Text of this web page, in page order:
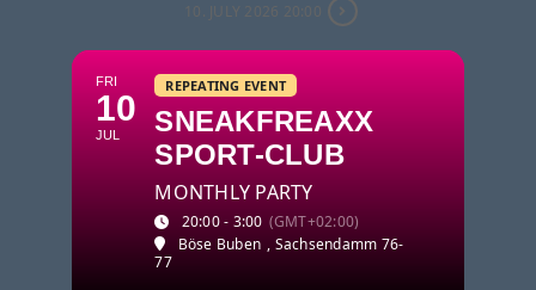
10. JULY 2026 20:00
FRI
10
JUL
REPEATING EVENT
SNEAKFREAXX
SPORT-CLUB
MONTHLY PARTY
20:00 - 3:00 (GMT+02:00)
Böse Buben , Sachsendamm 76-
77